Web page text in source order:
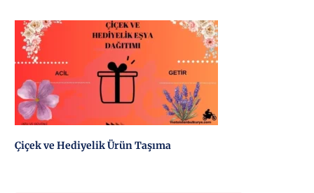
Çiçek ve Hediyelik Ürün Taşıma